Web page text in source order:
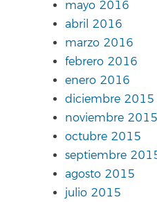
mayo 2016
abril 2016
marzo 2016
febrero 2016
enero 2016
diciembre 2015
noviembre 2015
octubre 2015
septiembre
agosto 2015
julio 2015